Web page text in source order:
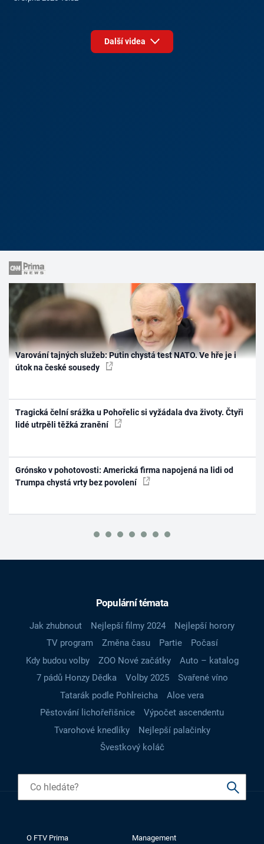
Další videa
Varování tajných služeb: Putin chystá test NATO. Ve hře je i
útok na české sousedy
Tragická čelní srážka u Pohořelic si vyžádala dva životy. Čtyři
lidé utrpěli těžká zranění
Grónsko v pohotovosti: Americká firma napojená na lidi od
Trumpa chystá vrty bez povolení
Populární témata
Jak zhubnout Nejlepší filmy 2024
Nejlepší horory
TV program
Změna času Partie
Počasí
Kdy budou volby
ZOO Nové začátky
Auto – katalog
7 pádů Honzy Dědka
Volby 2025
Svařené víno
Tatarák podle Pohlreicha
Aloe vera
Pěstování lichořeřišnice
Výpočet ascendentu
Tvarohové knedlíky
Nejlepší palačinky
Švestkový koláč
O FTV Prima Management